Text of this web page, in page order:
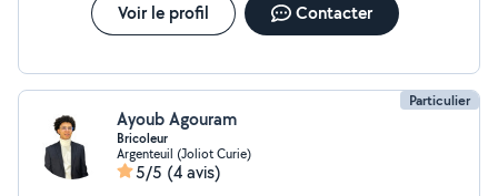
Voir le profil Contacter
Particulier
Ayoub Agouram
Bricoleur
Argenteuil (Joliot Curie)
5/5 (4 avis)